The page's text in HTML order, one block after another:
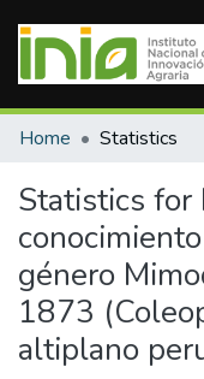
Communities &
Home Statistics
Statistics for
género
1873
altiplano